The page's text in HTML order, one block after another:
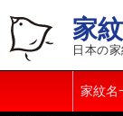
家
日本の
家紋名